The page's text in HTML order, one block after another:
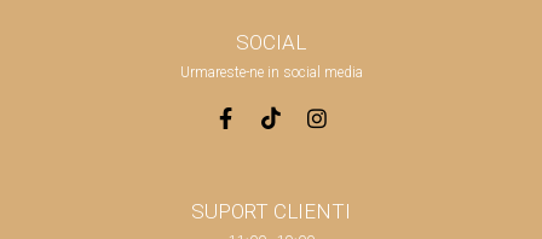
SOCIAL
Urmareste-ne in social media
SUPORT CLIENTI